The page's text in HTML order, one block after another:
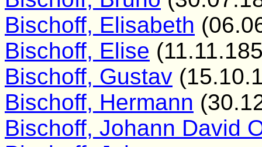
Bischoff, Elisabeth
Bischoff, Elise
Bischoff, Gustav
Bischoff, Hermann
Bischoff, Johann David